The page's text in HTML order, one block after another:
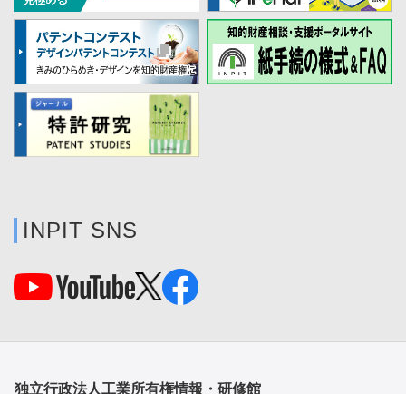
INPIT SNS
独立行政法人工業所有権情報・研修館